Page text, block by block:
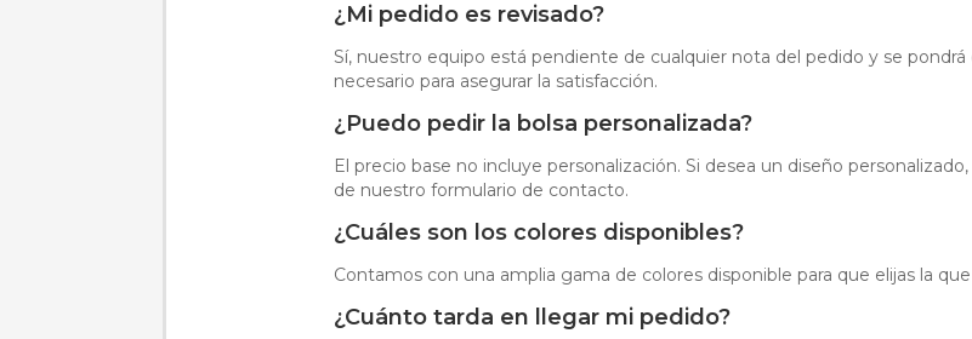
¿Mi pedido es revisado?
Sí, nuestro equipo está pendiente de cualquier nota del pedido y se
necesario para asegurar la satisfacción.
¿Puedo pedir la bolsa personalizada?
El precio base no incluye personalización. Si desea un diseño
de nuestro formulario de contacto.
¿Cuáles son los colores disponibles?
Contamos con una amplia gama de colores disponible para que elijas la
¿Cuánto tarda en llegar mi pedido?